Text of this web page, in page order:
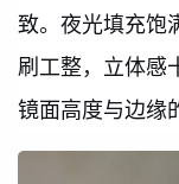
致。夜光填充饱
刷工整，立体感
镜面高度与边缘